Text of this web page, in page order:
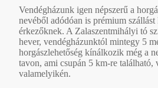
Vendégházunk igen népszerű a
nevéből adódóan is prémium
érkezőknek. A Zalaszentmihályi tó
hever, vendégházunktól mintegy 5
horgászlehetőség kínálkozik még a
tavon, ami csupán 5 km-re található,
valamelyikén.